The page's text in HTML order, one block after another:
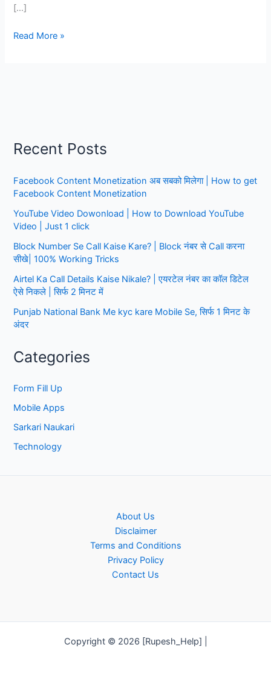
[…]
Aadhar
एटीएम
के
UPI
PIN
कैसे
हैं|
Step
by
Step
Read More »
Recent Posts
Facebook Content Monetization अब सबको मिलेगा | How to get
Facebook Content Monetization
YouTube Video Dowonload | How to Download YouTube
Video | Just 1 click
Block Number Se Call Kaise Kare? | Block नंबर से Call करना
सीखे| 100% Working Tricks
Airtel Ka Call Details Kaise Nikale? | एयरटेल नंबर का कॉल डिटेल
ऐसे निकले | सिर्फ 2 मिनट में
Punjab National Bank Me kyc kare Mobile Se, सिर्फ 1 मिनट के
अंदर
Categories
Form Fill Up
Mobile Apps
Sarkari Naukari
Technology
About Us
Disclaimer
Terms and Conditions
Privacy Policy
Contact Us
Copyright © 2026 [Rupesh_Help] |